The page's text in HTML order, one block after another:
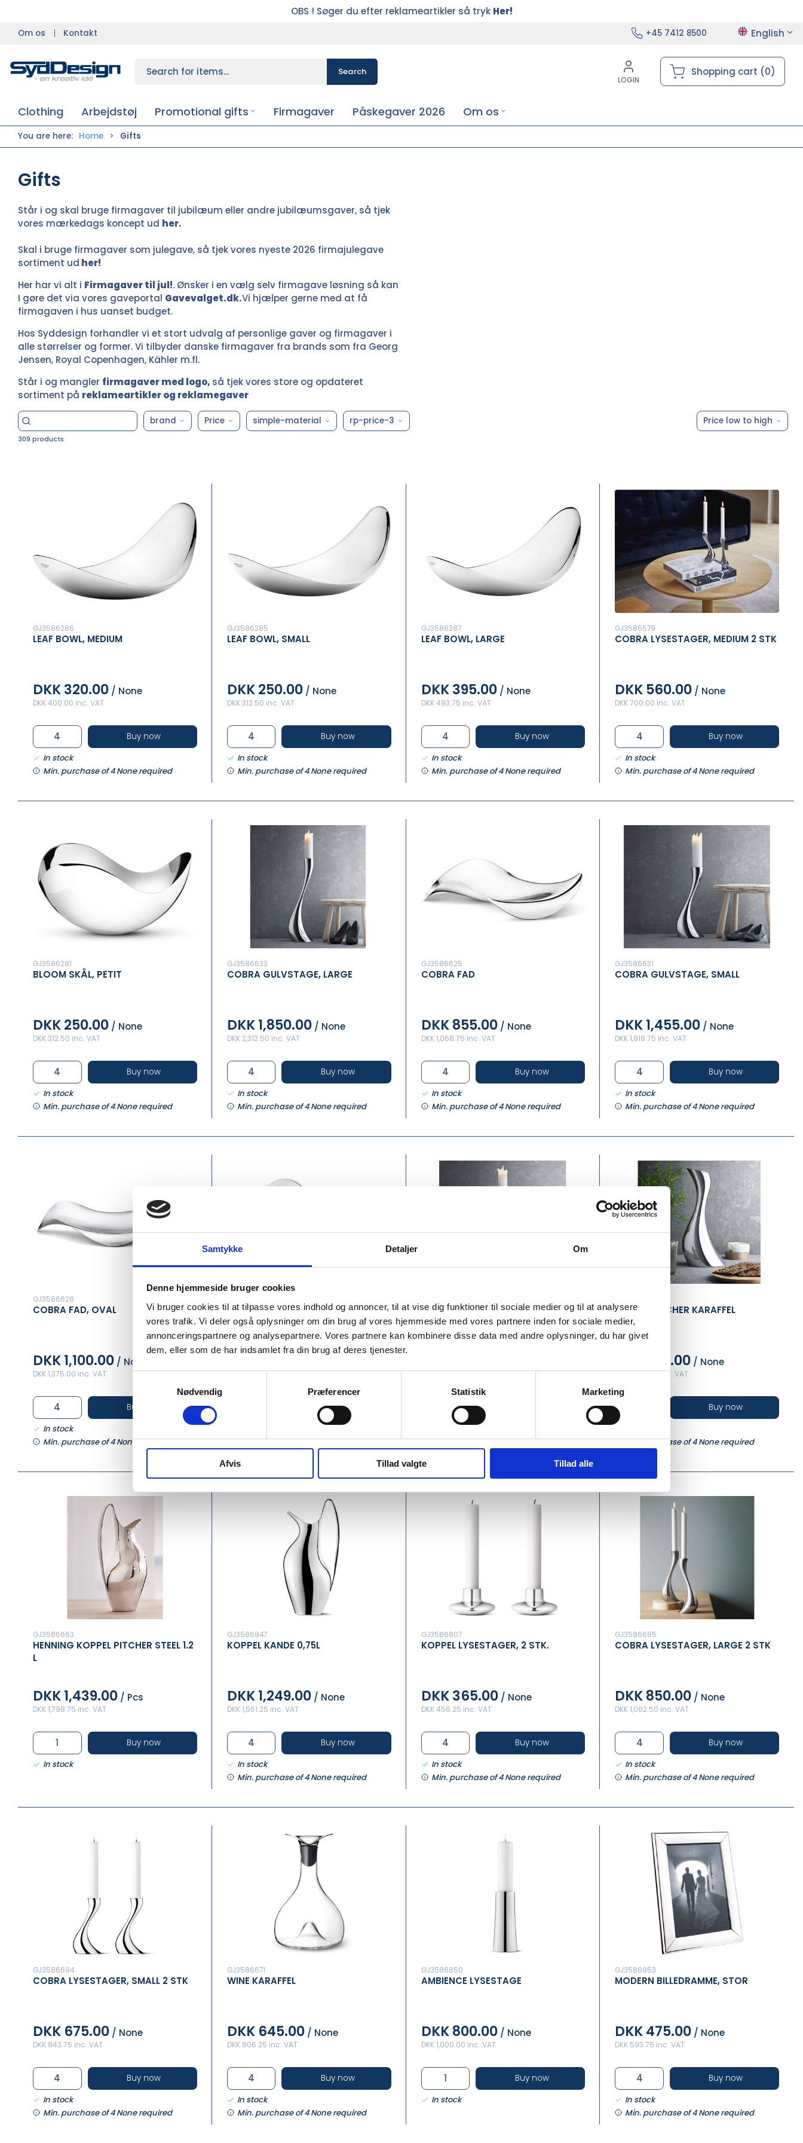
Samtykke Detaljer Om
Denne hjemmeside bruger cookies
Vi bruger cookies til at tilpasse vores indhold og annoncer, til at vise dig funktioner til sociale medier og til at analysere
vores trafik. Vi deler også oplysninger om din brug af vores hjemmeside med vores partnere inden for sociale medier,
annonceringspartnere og analysepartnere. Vores partnere kan kombinere disse data med andre oplysninger, du har givet
dem, eller som de har indsamlet fra din brug af deres tjenester.
Nødvendig
Præferencer Statistik Marketing
Afvis Tillad valgte Tillad alle
OBS ! Søger du efter reklameartikler så tryk Her!
Om os Kontakt +45 7412 8500 English
Search
LOGIN
Shopping cart (0)
Clothing Arbejdstøj Promotional gifts Firmagaver Påskegaver 2026 Om os
You are here: Home Gifts
Gifts
Står i og skal bruge firmagaver til jubilæum eller andre jubilæumsgaver, så tjek
vores mærkedags koncept ud her.
Skal i bruge firmagaver som julegave, så tjek vores nyeste 2026 firmajulegave
sortiment ud her!
Her har vi alt i Firmagaver til jul!. Ønsker i en vælg selv firmagave løsning så kan
I gøre det via vores gaveportal Gavevalget.dk.Vi hjælper gerne med at få
firmagaven i hus uanset budget.
Hos Syddesign forhandler vi et stort udvalg af personlige gaver og firmagaver i
alle størrelser og former. Vi tilbyder danske firmagaver fra brands som fra Georg
Jensen, Royal Copenhagen, Kähler m.fl.
Står i og mangler firmagaver med logo, så tjek vores store og opdateret
sortiment på reklameartikler og reklamegaver
brand Price simple-material rp-price-3 Price low to high
309 products
GJ3586286
LEAF BOWL, MEDIUM
DKK 320.00 / None
DKK 400.00 inc. VAT
Buy now
In stock
Min. purchase of 4 None required
GJ3586285
LEAF BOWL, SMALL
DKK 250.00 / None
DKK 312.50 inc. VAT
Buy now
In stock
Min. purchase of 4 None required
GJ3586287
LEAF BOWL, LARGE
DKK 395.00 / None
DKK 493.75 inc. VAT
Buy now
In stock
Min. purchase of 4 None required
GJ3586579
COBRA LYSESTAGER, MEDIUM 2 STK
DKK 560.00 / None
DKK 700.00 inc. VAT
Buy now
In stock
Min. purchase of 4 None required
GJ3586281
BLOOM SKÅL, PETIT
DKK 250.00 / None
DKK 312.50 inc. VAT
Buy now
In stock
Min. purchase of 4 None required
GJ3586633
COBRA GULVSTAGE, LARGE
DKK 1,850.00 / None
DKK 2,312.50 inc. VAT
Buy now
In stock
Min. purchase of 4 None required
GJ3586625
COBRA FAD
DKK 855.00 / None
DKK 1,068.75 inc. VAT
Buy now
In stock
Min. purchase of 4 None required
GJ3586631
COBRA GULVSTAGE, SMALL
DKK 1,455.00 / None
DKK 1,818.75 inc. VAT
Buy now
In stock
Min. purchase of 4 None required
GJ3586628
COBRA FAD, OVAL
DKK 1,100.00 / None
DKK 1,375.00 inc. VAT
Buy now
In stock
Min. purchase of 4 None required
COBRA SKÅL
DKK 787.50 inc. VAT
Buy now
Min. purchase of 4 None required
COBRA GULVSTAGE, MEDIUM
DKK 1,618.75 inc. VAT
Min. purchase of 4 None required
COBRA PITCHER KARAFFEL
DKK 875.00 / None
DKK 1,093.75 inc. VAT
Buy now
Min. purchase of 4 None required
GJ3586663
HENNING KOPPEL PITCHER STEEL 1.2
L
DKK 1,439.00 / Pcs
DKK 1,798.75 inc. VAT
Buy now
In stock
GJ3586847
KOPPEL KANDE 0,75L
DKK 1,249.00 / None
DKK 1,561.25 inc. VAT
Buy now
In stock
Min. purchase of 4 None required
GJ3586807
KOPPEL LYSESTAGER, 2 STK.
DKK 365.00 / None
DKK 456.25 inc. VAT
Buy now
In stock
Min. purchase of 4 None required
GJ3586695
COBRA LYSESTAGER, LARGE 2 STK
DKK 850.00 / None
DKK 1,062.50 inc. VAT
Buy now
In stock
Min. purchase of 4 None required
GJ3586694
COBRA LYSESTAGER, SMALL 2 STK
DKK 675.00 / None
DKK 843.75 inc. VAT
Buy now
In stock
Min. purchase of 4 None required
GJ3586671
WINE KARAFFEL
DKK 645.00 / None
DKK 806.25 inc. VAT
Buy now
In stock
Min. purchase of 4 None required
GJ3586850
AMBIENCE LYSESTAGE
DKK 800.00 / None
DKK 1,000.00 inc. VAT
Buy now
In stock
GJ3586953
MODERN BILLEDRAMME, STOR
DKK 475.00 / None
DKK 593.75 inc. VAT
Buy now
In stock
Min. purchase of 4 None required